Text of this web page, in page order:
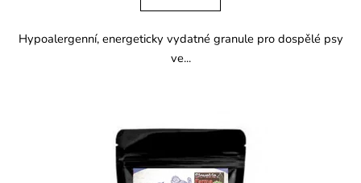
Hypoalergenní, energeticky vydatné granule pro dospělé psy
ve...